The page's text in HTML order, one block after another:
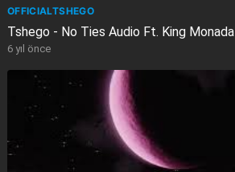
OFFICIALTSHEGO
Tshego - No Ties Audio Ft. King Monada
6 yıl önce